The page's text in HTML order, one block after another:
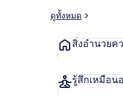
ดูทั้งหมด
สิ่งอำนวยค
รู้สึกเหมือน